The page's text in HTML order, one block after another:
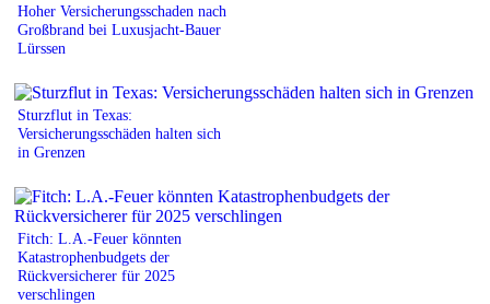
Hoher Versicherungsschaden nach
Großbrand bei Luxusjacht-Bauer
Lürssen
Sturzflut in Texas:
Versicherungsschäden halten sich
in Grenzen
Fitch: L.A.-Feuer könnten
Katastrophenbudgets der
Rückversicherer für 2025
verschlingen